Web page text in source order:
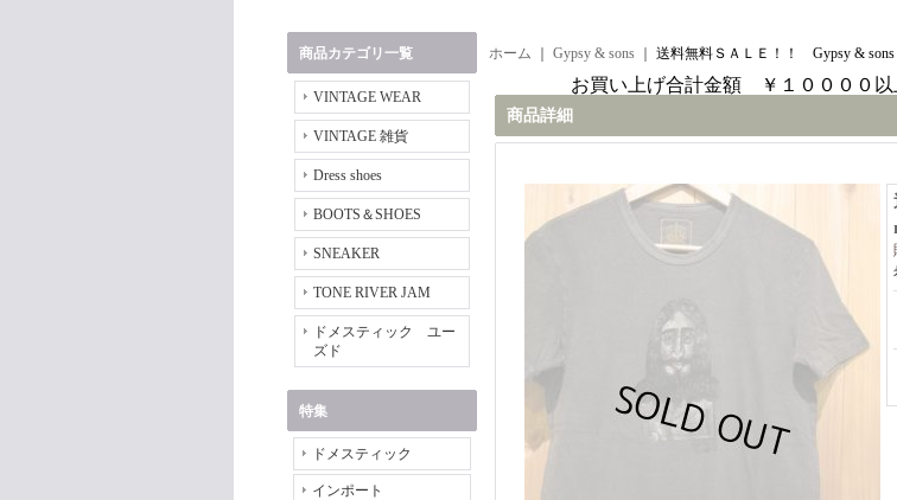
商品カテゴリ一覧
VINTAGE WEAR
VINTAGE 雑貨
Dress shoes
BOOTS＆SHOES
SNEAKER
TONE RIVER JAM
ドメスティック ユー
ズド
特集
ドメスティック
インポート
ホーム Gypsy & sons 送料無料ＳＡＬＥ！！ Gypsy & sons
お買い上げ合計金額 ￥１００００
商品詳細